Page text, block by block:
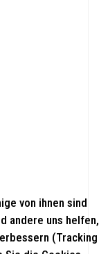
von ihnen sind
andere uns helfen,
(Tracking